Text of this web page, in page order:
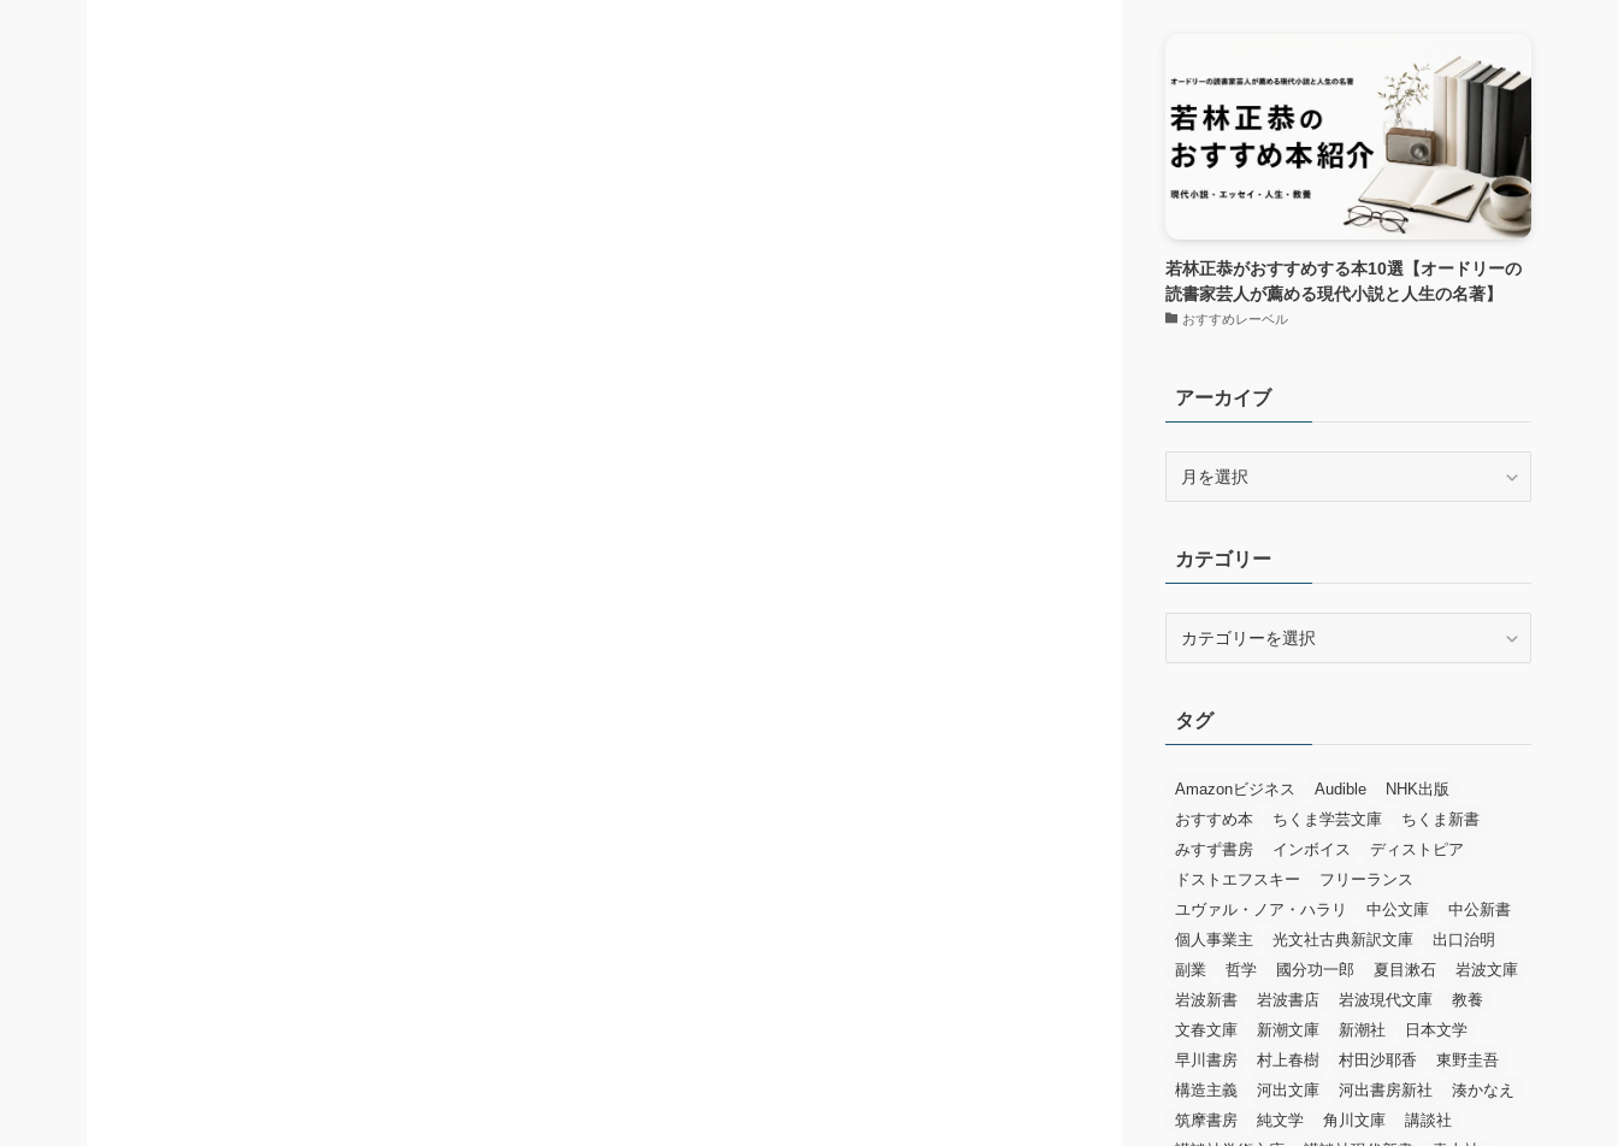
若林正恭がおすすめする本10選【オードリーの
読書家芸人が薦める現代小説と人生の名著】
おすすめレーベル
アーカイブ
ブカテゴリー
ータグ
Amazonビジネス Audible
NHK出版
おすすめ本
ちくま学芸文庫
ちくま新書
みすず書房
インボイス
ディストピア
ドストエフスキー
フリーランス
ユヴァル・ノア・ハラリ
中公文庫
中公新書
個人事業主
光文社古典新訳文庫
出口治明
副業
哲学 國分功一郎 夏目漱石
岩波文庫
岩波新書
岩波書店 岩波現代文庫
教養
文春文庫
新潮文庫 新潮社
日本文学
早川書房
村上春樹 村田沙耶香
東野圭吾
構造主義
河出文庫 河出書房新社
湊かなえ
筑摩書房
純文学 角川文庫
講談社